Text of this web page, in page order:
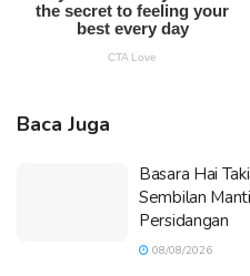
Baca Juga
Basara Hai
Sembilan
Persidangan
08/08/2026